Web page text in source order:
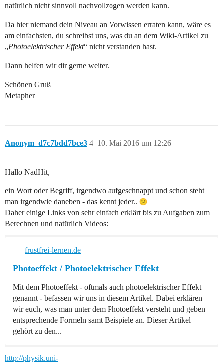
natürlich nicht sinnvoll nachvollzogen werden kann.
Da hier niemand dein Niveau an Vorwissen erraten kann, wäre es
am einfachsten, du schreibst uns, was du an dem Wiki-Artikel zu
„Photoelektrischer Effekt“ nicht verstanden hast.
Dann helfen wir dir gerne weiter.
Schönen Gruß
Metapher
Anonym_d7c7bdd7bce3 10. Mai 2016 um 12:26
4
Hallo NadHit,
ein Wort oder Begriff, irgendwo aufgeschnappt und schon steht
man irgendwie daneben - das kennt jeder..
Daher einige Links von sehr einfach erklärt bis zu Aufgaben zum
Berechnen und natürlich Videos:
frustfrei-lernen.de
Photoeffekt / Photoelektrischer Effekt
Mit dem Photoeffekt - oftmals auch photoelektrischer Effekt
genannt - befassen wir uns in diesem Artikel. Dabei erklären
wir euch, was man unter dem Photoeffekt versteht und geben
entsprechende Formeln samt Beispiele an. Dieser Artikel
gehört zu den...
http://physik.uni-